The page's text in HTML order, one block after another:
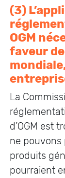
(3)
OGM
faveur
La
d’OGM est
ne pouvons
produits
pourraient